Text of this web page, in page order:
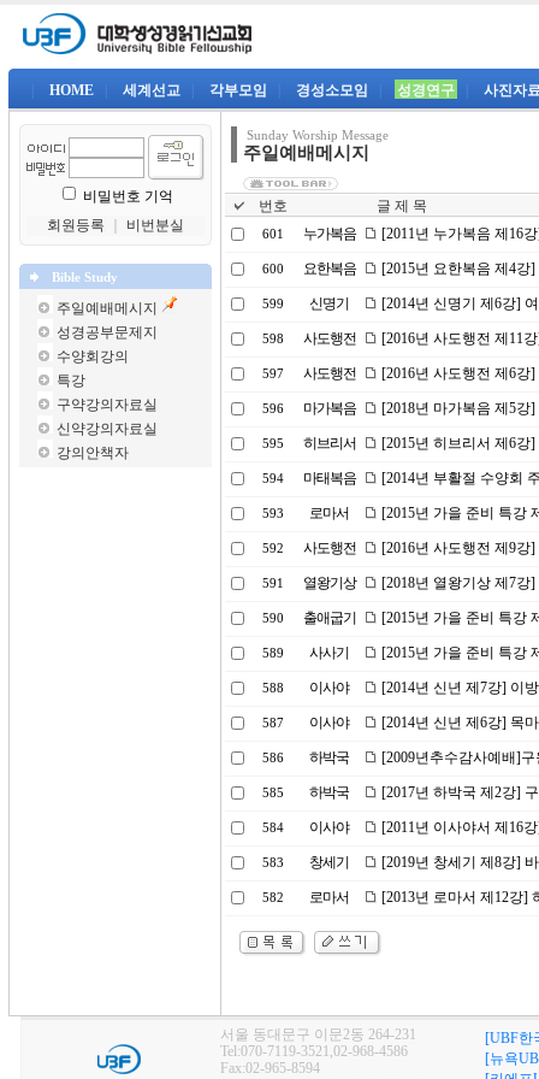
HOME 세계선교 각부모임 경성소모임 성경연구 사진자
비밀번호 기억
회원등록
비번분실
Bible Study
주일예배메시지
성경공부문제지
수양회강의
특강
구약강의자료실
신약강의자료실
강의안책자
Sunday Worship Message
주일예배메시지
번호 글 제 목
601 누가복음 [2011년 누가복음 제16
600 요한복음 [2015년 요한복음 제4강
599 신명기 [2014년 신명기 제6강]
598 사도행전 [2016년 사도행전 제11
597 사도행전 [2016년 사도행전 제6
596 마가복음 [2018년 마가복음 제5강
595 히브리서 [2015년 히브리서 제6강
594 마태복음 [2014년 부활절 수양회
593 로마서 [2015년 가을 준비 특강
592 사도행전 [2016년 사도행전 제9강
591 열왕기상 [2018년 열왕기상 제7강
590 출애굽기 [2015년 가을 준비 특강
589 사사기 [2015년 가을 준비 특강
588 이사야 [2014년 신년 제7강] 이
587 이사야 [2014년 신년 제6강] 목
586 하박국 [2009년추수감사예배]
585 하박국 [2017년 하박국 제2강]
584 이사야 [2011년 이사야서 제16
583 창세기 [2019년 창세기 제8강]
582 로마서 [2013년 로마서 제12강]
서울 동대문구 이문2동 264-231
Tel:070-7119-3521,02-968-4586
Fax:02-965-8594
[UBF한
[뉴욕